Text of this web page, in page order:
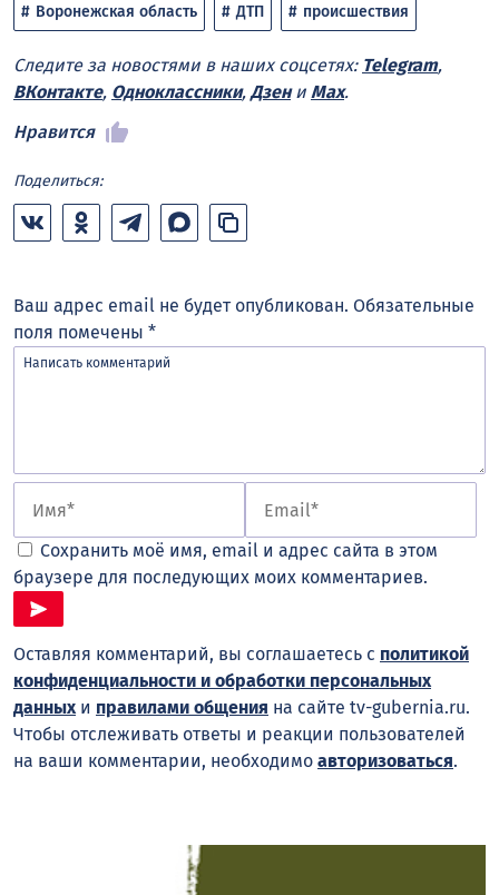
Воронежская область ДТП происшествия
Следите за новостями в наших соцсетях: Telegram,
ВКонтакте, Одноклассники, Дзени Max.
Нравится
Поделиться:
Ваш адрес email не будет опубликован. Обязательные
поля помечены *
Сохранить моё имя, email и адрес сайта в этом
браузере для последующих моих комментариев.
Оставляя комментарий, вы соглашаетесь с политикой
конфиденциальности и обработки персональных
данныхи правилами общения на сайте tv-gubernia.ru.
Чтобы отслеживать ответы и реакции пользователей
на ваши комментарии, необходимо авторизоваться.